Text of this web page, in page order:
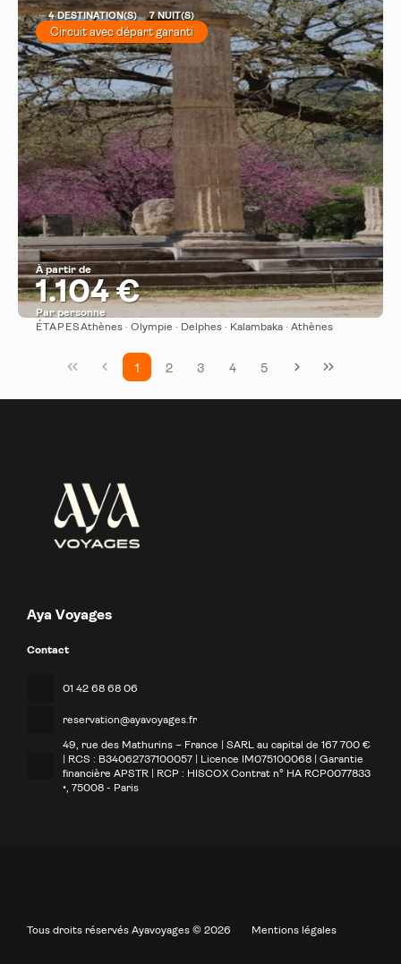
4 DESTINATION(S) 7 NUIT(S)
Circuit avec départ garanti
À partir de
1.104 €
Par personne
Afficher
ÉTAPESAthènes · Olympie · Delphes · Kalambaka · Athènes
1 2 3 4 5
Aya Voyages
Contact
01 42 68 68 06
reservation@ayavoyages.fr
49, rue des Mathurins – France | SARL au capital de 167 700 €
| RCS : B34062737100057 | Licence IM075100068 | Garantie
financière APSTR | RCP : HISCOX Contrat n° HA RCP0077833
• , 75008 - Paris
Tous droits réservés Ayavoyages © 2026 Mentions légales